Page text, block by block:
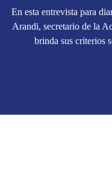
En esta entrevista para
Arandi, secretario de la
brinda sus criterios